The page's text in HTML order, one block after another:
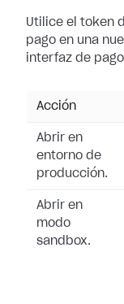
Utilice el token
pago en una
interfaz de
Acción
Abrir en
entorno de
producción.
Abrir en
modo
sandbox.